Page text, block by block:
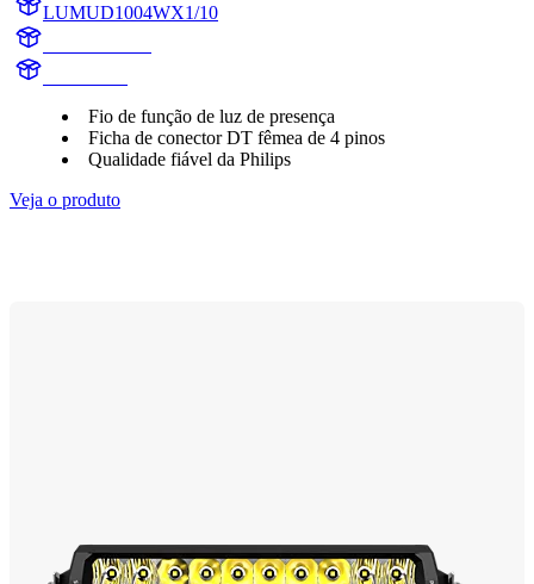
LUMUD1004WX1/10
Fio de função de luz de presença
Ficha de conector DT fêmea de 4 pinos
Qualidade fiável da Philips
Veja o produto